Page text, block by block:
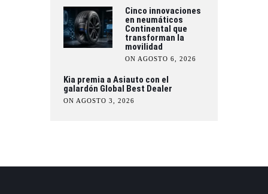
Cinco innovaciones
en neumáticos
Continental que
transforman la
movilidad
ON AGOSTO 6, 2026
Kia premia a Asiauto con el
galardón Global Best Dealer
ON AGOSTO 3, 2026